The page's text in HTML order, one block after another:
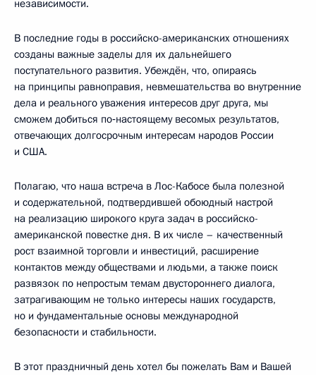
независимости.
В последние годы в российско-американских отношениях
созданы важные заделы для их дальнейшего
поступательного развития. Убеждён, что, опираясь
на принципы равноправия, невмешательства во внутренние
дела и реального уважения интересов друг друга, мы
сможем добиться по‑настоящему весомых результатов,
отвечающих долгосрочным интересам народов России
и США.
Полагаю, что наша встреча в Лос-Кабосе была полезной
и содержательной, подтвердившей обоюдный настрой
на реализацию широкого круга задач в российско-
американской повестке дня. В их числе – качественный
рост взаимной торговли и инвестиций, расширение
контактов между обществами и людьми, а также поиск
развязок по непростым темам двустороннего диалога,
затрагивающим не только интересы наших государств,
но и фундаментальные основы международной
безопасности и стабильности.
В этот праздничный день хотел бы пожелать Вам и Вашей